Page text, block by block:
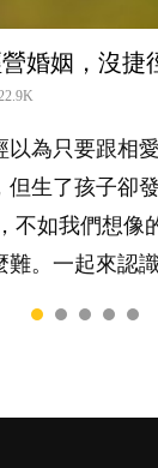
婚姻，沒捷
以為只要跟相
但生了孩子卻
不如我們想像
難。一起來認
，你懂嗎？
子總是很容易
隊精神、鼓勵
如魚得水；
的孩子呢？卻
人父母，由懷
數之不盡的問
過的相關短片
，點做好？
言越早開始越
令孩子感到混
說，解開語
？
孩子係個「叻
井井有條。這
掌，不能兼得